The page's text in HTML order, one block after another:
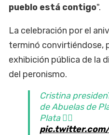
pueblo está contigo".
La celebración por el
terminó convirtiéndose,
exhibición pública de la
del peronismo.
Cristina
de Abuelas de
Plata ✌🏽